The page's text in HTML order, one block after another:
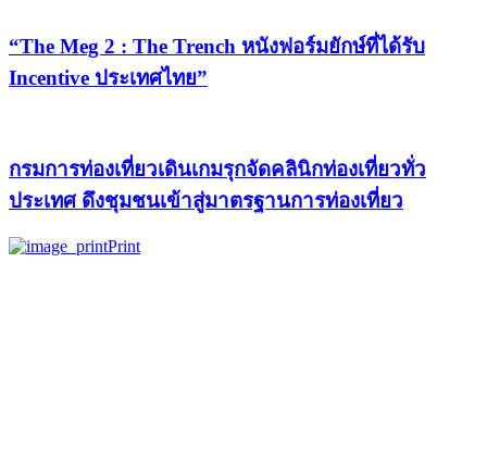
“The Meg 2 : The Trench หนังฟอร์มยักษ์ที่ได้รับ
Incentive ประเทศไทย”
กรมการท่องเที่ยวเดินเกมรุกจัดคลินิกท่องเที่ยวทั่ว
ประเทศ ดึงชุมชนเข้าสู่มาตรฐานการท่องเที่ยว
Print